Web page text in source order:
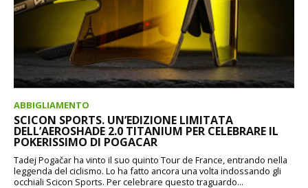
ABBIGLIAMENTO
SCICON SPORTS. UN’EDIZIONE LIMITATA
DELL’AEROSHADE 2.0 TITANIUM PER CELEBRARE IL
POKERISSIMO DI POGACAR
Tadej Pogačar ha vinto il suo quinto Tour de France, entrando nella
leggenda del ciclismo. Lo ha fatto ancora una volta indossando gli
occhiali Scicon Sports. Per celebrare questo traguardo...